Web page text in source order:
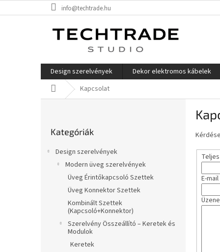
a
info@techtrade.hu
Design szerelvények Dekor elektromos kábelek
KezdőlapKapcsolat
átugrása
Kategóriák
Design szerelvények
Modern üveg szerelvények
Üveg Érintőkapcsoló Szettek
Üveg Konnektor Szettek
Kombinált Szettek
(Kapcsoló+Konnektor)
Szerelvény Összeállító – Keretek és
Modulok
Keretek
E-mail